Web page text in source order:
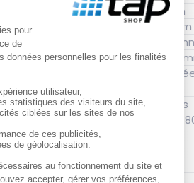
Longueur mailles : 60 mm
Hauteur hors tout : 38 mm
Largeur hors
Longueur
Finition : Zingué,
Renfort en fer : 3 omégas